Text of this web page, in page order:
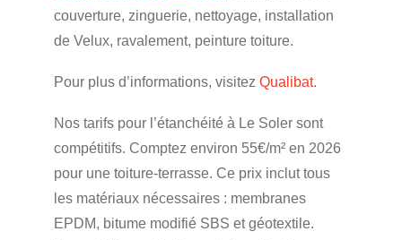
couverture, zinguerie, nettoyage, installation
de Velux, ravalement, peinture toiture.
Pour plus d’informations, visitez Qualibat.
Nos tarifs pour l’étanchéité à Le Soler sont
compétitifs. Comptez environ 55€/m² en 2026
pour une toiture-terrasse. Ce prix inclut tous
les matériaux nécessaires : membranes
EPDM, bitume modifié SBS et géotextile.